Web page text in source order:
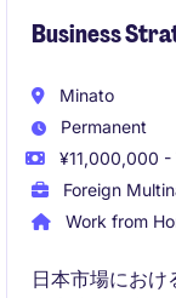
Business
Minato
Permanent
¥11,000,000
Foreign
Work from
日本市場におけ